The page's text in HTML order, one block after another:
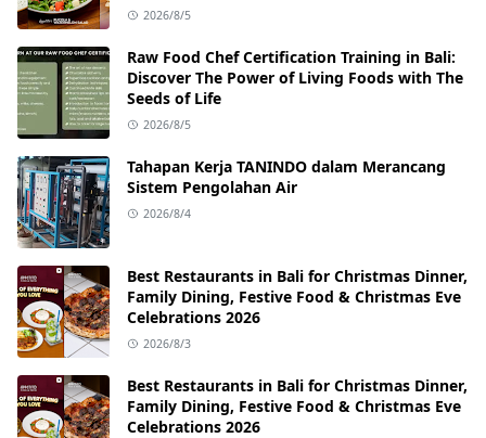
2026/8/5
Raw Food Chef Certification Training in Bali:
Discover The Power of Living Foods with The
Seeds of Life
2026/8/5
Tahapan Kerja TANINDO dalam Merancang
Sistem Pengolahan Air
2026/8/4
Best Restaurants in Bali for Christmas Dinner,
Family Dining, Festive Food & Christmas Eve
Celebrations 2026
2026/8/3
Best Restaurants in Bali for Christmas Dinner,
Family Dining, Festive Food & Christmas Eve
Celebrations 2026